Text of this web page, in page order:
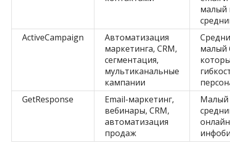
малый
ActiveCampaign
Автоматизация
маркетинга, CRM,
сегментация,
мультиканальные
кампании
малый
GetResponse
Email-маркетинг,
вебинары, CRM,
автоматизация
продаж
Малый